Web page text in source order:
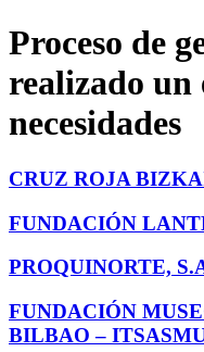
Proceso de
realizado un
necesidades
CRUZ ROJA
FUNDACIÓN
PROQUINORTE,
FUNDACIÓN
BILBAO –